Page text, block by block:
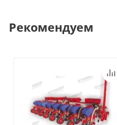
Рекомендуем